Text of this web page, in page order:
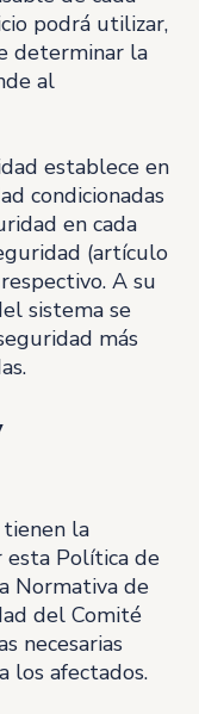
podrá utilizar,
determinar la
al
establece en
condicionadas
en cada
(artículo
A su
sistema se
más
tienen la
esta Política de
Normativa de
del Comité
necesarias
los afectados.